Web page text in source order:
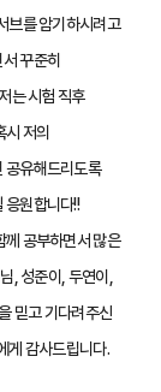
브를 암기하시려고
꾸준히
는 시험 직후
저의
공유해드리도록
응원합니다!!
께 공부하면서 많은
, 성준이, 두연이,
믿고 기다려주신
게 감사드립니다.